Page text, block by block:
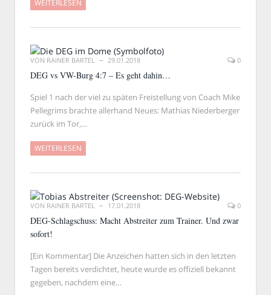
WEITERLESEN
VON RAINER BARTEL 29.01.2018 0
DEG vs VW-Burg 4:7 – Es geht dahin…
Spiel 1 nach der viel zu späten Freistellung von Coach Mike
Pellegrims brachte allerhand Neues: Mathias Niederberger
zurück im Tor,…
WEITERLESEN
VON RAINER BARTEL 17.01.2018 0
DEG-Schlagschuss: Macht Abstreiter zum Trainer. Und zwar
sofort!
[Ein Kommentar] Die Anzeichen hatten sich in den letzten
Tagen bereits verdichtet, heute wurde es offiziell bekannt
gegeben, nachdem eine…